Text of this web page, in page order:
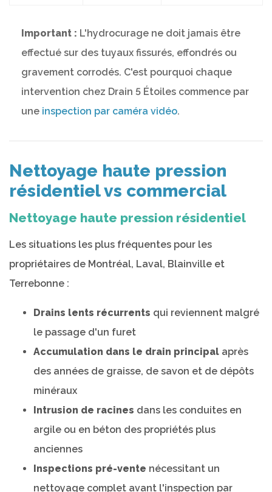
Important : L'hydrocurage ne doit jamais être
effectué sur des tuyaux fissurés, effondrés ou
gravement corrodés. C'est pourquoi chaque
intervention chez Drain 5 Étoiles commence par
une inspection par caméra vidéo.
Nettoyage haute pression
résidentiel vs commercial
Nettoyage haute pression résidentiel
Les situations les plus fréquentes pour les
propriétaires de Montréal, Laval, Blainville et
Terrebonne :
Drains lents récurrents qui reviennent malgré
le passage d'un furet
Accumulation dans le drain principal après
des années de graisse, de savon et de dépôts
minéraux
Intrusion de racines dans les conduites en
argile ou en béton des propriétés plus
anciennes
Inspections pré-vente nécessitant un
nettoyage complet avant l'inspection par